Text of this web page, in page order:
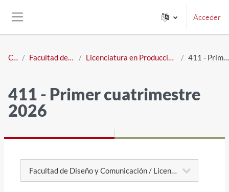
Acceder
Cursos Facultad de Diseño y Comunicación Licenciatura en Producción y Dirección de Contenidos Audiovisuales 411 - Primer cuatrimestre 2026
411 - Primer cuatrimestre
2026
Categorías